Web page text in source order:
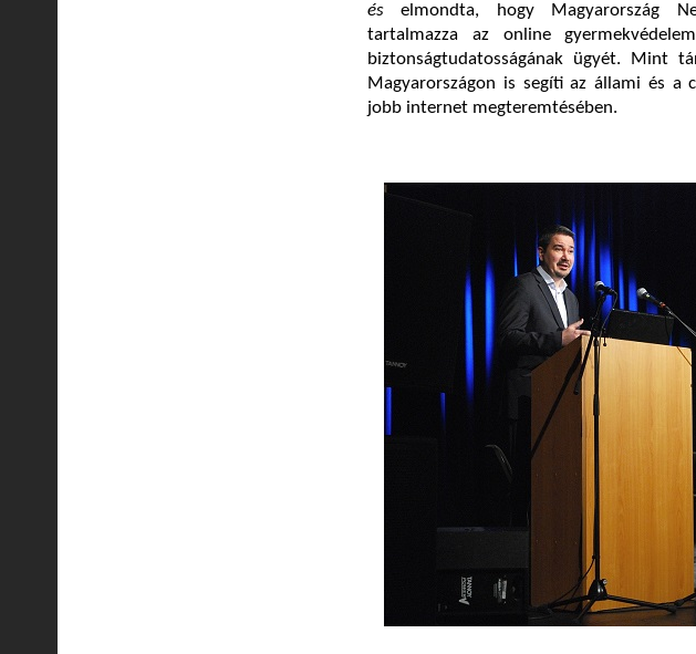
éselmondta, hogy Magyarország
tartalmazza az online
biztonságtudatosságának ügyét. Mint
Magyarországon is segíti az állami és a
jobb internet megteremtésében.